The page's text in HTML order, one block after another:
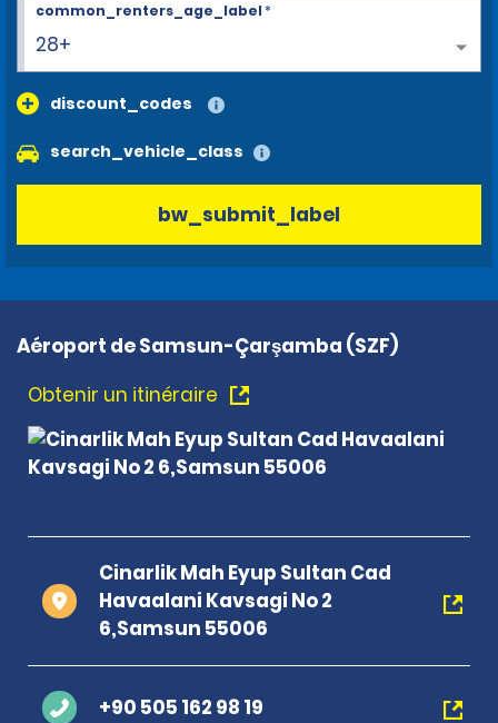
28+
common_renters_age_label*
discount_codes
search_vehicle_class
bw_submit_label
Aéroport de Samsun-Çarşamba (SZF)
Obtenir un itinéraire
Cinarlik Mah Eyup Sultan Cad
Havaalani Kavsagi No 2
6,Samsun 55006
+90 505 162 98 19